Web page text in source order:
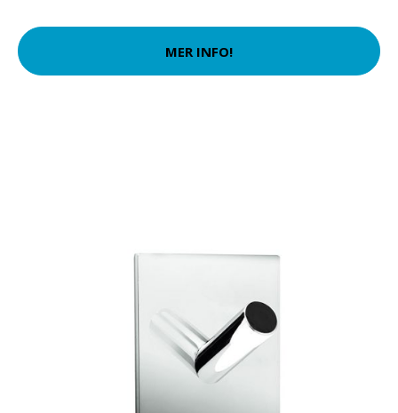
MER INFO!